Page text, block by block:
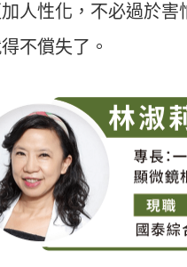
人性化，不必過於
不償失了。